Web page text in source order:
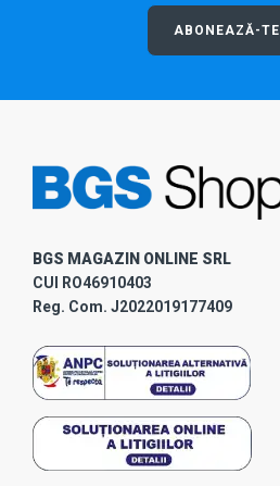
ABONEAZĂ-TE
BGS MAGAZIN ONLINE SRL
CUI RO46910403
Reg. Com. J2022019177409